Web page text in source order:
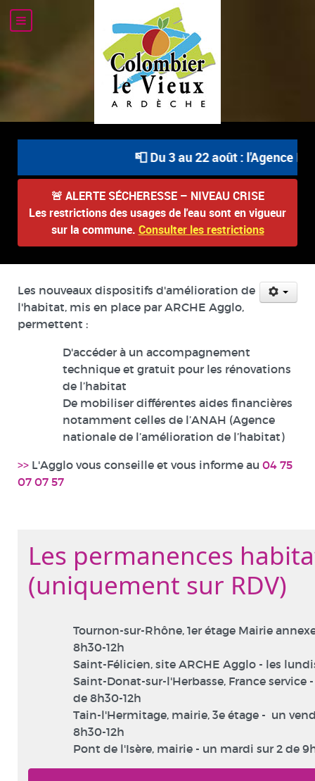
📮 Du 3 au 22 août : l'Agence
🚨 ALERTE SÉCHERESSE – NIVEAU CRISE
Les restrictions des usages de l'eau sont en vigueur
sur la commune. Consulter les restrictions
Les nouveaux dispositifs d'amélioration de
l'habitat, mis en place par ARCHE Agglo,
permettent :
D'accéder à un accompagnement
technique et gratuit pour les rénovations
de l’habitat
De mobiliser différentes aides financières
notamment celles de l’ANAH (Agence
nationale de l’amélioration de l’habitat)
>> L'Agglo vous conseille et vous informe au 04 75
07 07 57
Les permanences
(uniquement sur RDV)
Tournon-sur-Rhône, 1er étage Mairie
8h30-12h
Saint-Félicien, site ARCHE Agglo - les
Saint-Donat-sur-l'Herbasse, France service
de 8h30-12h
Tain-l'Hermitage, mairie, 3e étage - un
8h30-12h
Pont de l'Isère, mairie - un mardi sur 2 de